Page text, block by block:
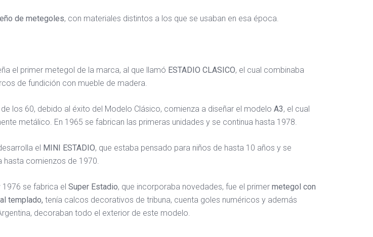
de metegoles, con materiales distintos a los que se usaban en esa época.
el primer metegol de la marca, al que llamó ESTADIO CLASICO, el cual combinaba
de fundición con mueble de madera.
los 60, debido al éxito del Modelo Clásico, comienza a diseñar el modelo A3, el cual
metálico. En 1965 se fabrican las primeras unidades y se continua hasta 1978.
el MINI ESTADIO, que estaba pensado para niños de hasta 10 años y se
hasta comienzos de 1970.
1976 se fabrica el Super Estadio, que incorporaba novedades, fue el primer metegol con
templado, tenía calcos decorativos de tribuna, cuenta goles numéricos y además
decoraban todo el exterior de este modelo.